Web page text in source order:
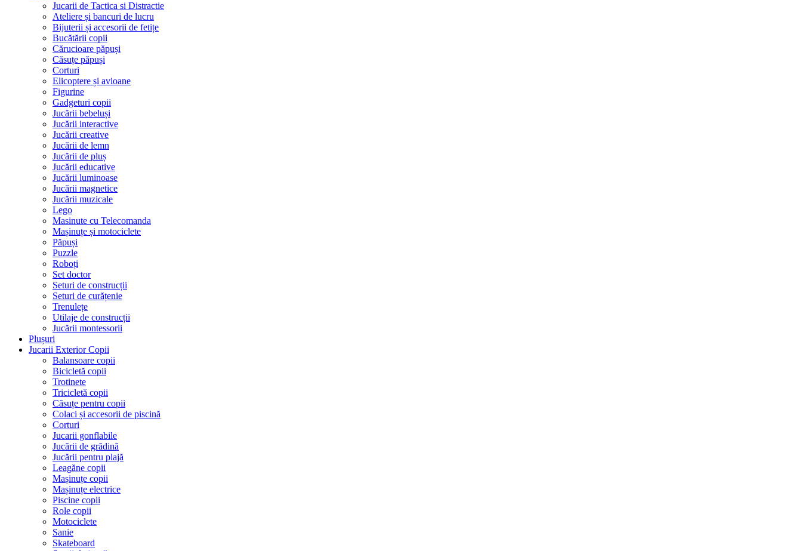
Jucarii de Tactica si Distractie
Ateliere și bancuri de lucru
Bijuterii și accesorii de fetițe
Bucătării copii
Cărucioare păpuși
Căsuțe păpuși
Corturi
Elicoptere și avioane
Figurine
Gadgeturi copii
Jucării bebeluși
Jucării interactive
Jucării creative
Jucării de lemn
Jucării de pluș
Jucării educative
Jucării luminoase
Jucării magnetice
Jucării muzicale
Lego
Masinute cu Telecomanda
Mașinuțe și motociclete
Păpuși
Puzzle
Roboți
Set doctor
Seturi de construcții
Seturi de curățenie
Trenulețe
Utilaje de construcții
Jucării montessorii
Plușuri
Jucarii Exterior Copii
Balansoare copii
Bicicletă copii
Trotinete
Tricicletă copii
Căsuțe pentru copii
Colaci și accesorii de piscină
Corturi
Jucarii gonflabile
Jucării de grădină
Jucării pentru plajă
Leagăne copii
Mașinuțe copii
Mașinuțe electrice
Piscine copii
Role copii
Motociclete
Sanie
Skateboard